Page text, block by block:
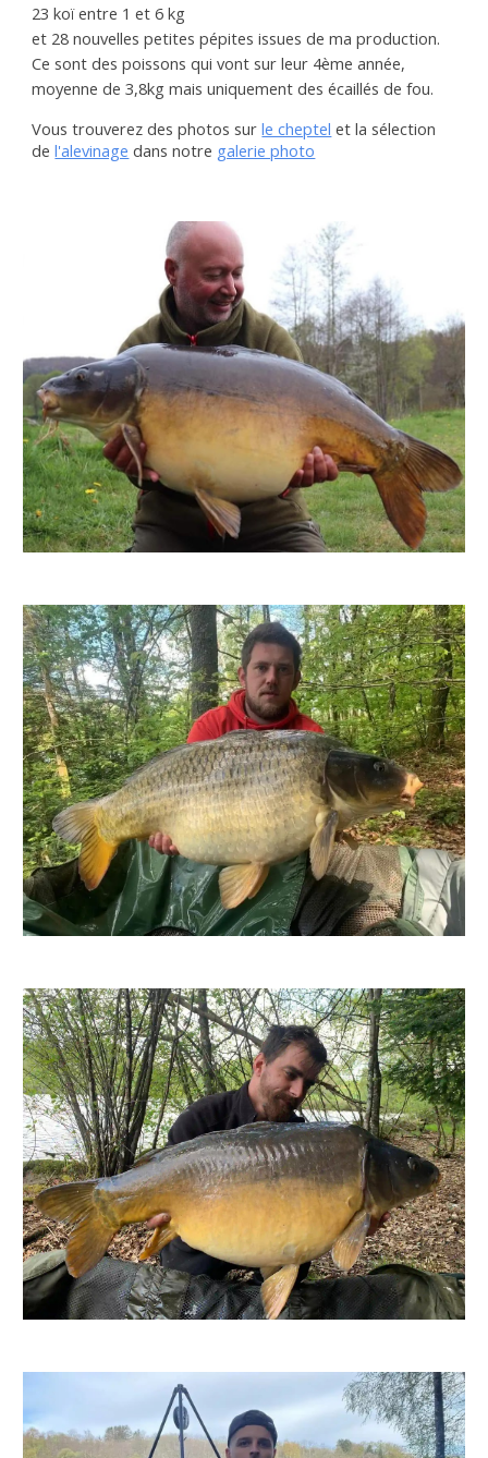
23 koï entre 1 et 6 kg
et 28 nouvelles petites pépites issues de ma production.
Ce sont des poissons qui vont sur leur 4ème année,
moyenne de 3,8kg mais uniquement des écaillés de fou.
Vous trouverez des photos sur le cheptel et la sélection
del'alevinage dans notre galerie photo